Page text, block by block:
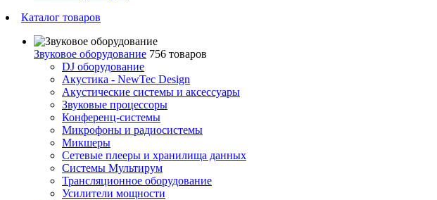
Каталог товаров
Звуковое оборудование 756 товаров
DJ оборудование
Акустика - NewTec Design
Акустические системы и аксессуары
Звуковые процессоры
Конференц-системы
Микрофоны и радиосистемы
Микшеры
Сетевые плееры и хранилища данных
Системы Мультирум
Трансляционное оборудование
Усилители мощности